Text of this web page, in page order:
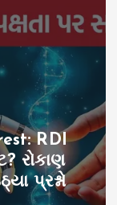
RDI
રોકાણ
પ્રશ્નો